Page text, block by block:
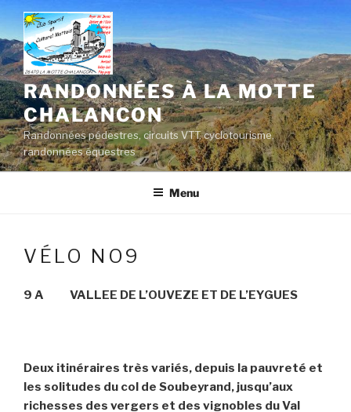
au
contenu
principal
RANDONNÉES À LA MOTTE
CHALANCON
Randonnées pédestres, circuits VTT, cyclotourisme,
randonnées équestres
Menu
VÉLO NO9
9 A VALLEE DE L’OUVEZE ET DE L’EYGUES
Deux itinéraires très variés, depuis la pauvreté et
les solitudes du col de Soubeyrand, jusqu’aux
richesses des vergers et des vignobles du Val